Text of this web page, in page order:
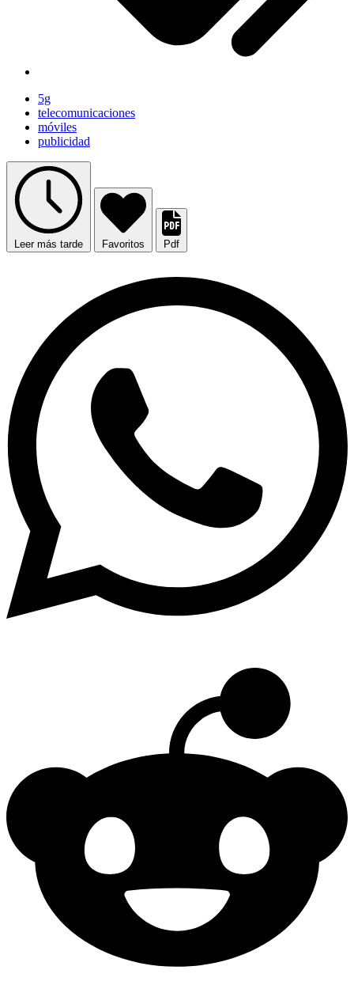
5g
telecomunicaciones
móviles
publicidad
Leer más tarde Favoritos Pdf